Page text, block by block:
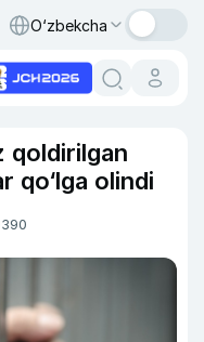
O‘zbekcha
qoldirilgan
qo‘lga olindi
390